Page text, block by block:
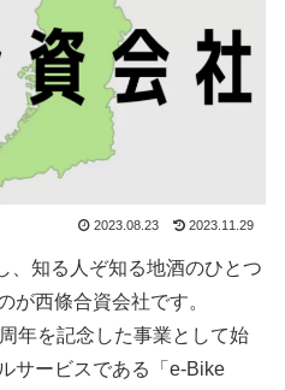
2023.08.23 2023.11.29
、知る人ぞ知る地酒のひとつ
が西條合資会社です。
年を記念した事業として始
サービスである「e-Bike